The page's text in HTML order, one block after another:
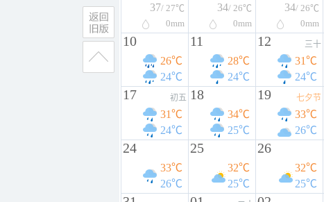
37/ 27℃
0mm
34/ 26℃
0mm
34/ 26℃
0mm
10
26℃
24℃
11
28℃
24℃
12 三十
31℃
24℃
17 初五
31℃
24℃
18
34℃
25℃
19 七夕节
33℃
26℃
24
33℃
26℃
25
32℃
25℃
26
32℃
25℃